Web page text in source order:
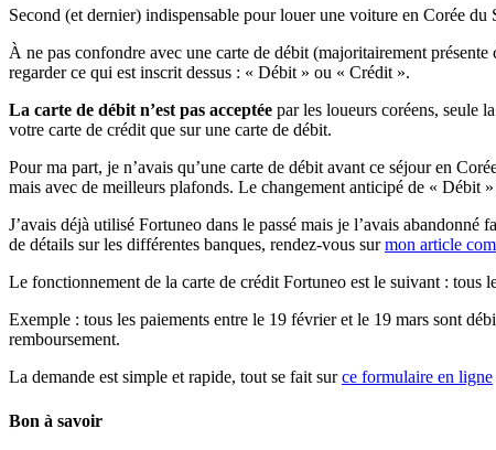
Second (et dernier) indispensable pour louer une voiture en Corée du
À ne pas confondre avec une carte de débit (majoritairement
regarder ce qui est inscrit dessus : « Débit » ou « Crédit ».
La carte de débit n’est pas acceptée par les loueurs coréens, seule
votre carte de crédit que sur une carte de débit.
Pour ma part, je n’avais qu’une carte de débit avant ce séjour en
mais avec de meilleurs plafonds. Le changement anticipé de « Débit
J’avais déjà utilisé Fortuneo dans le passé mais je l’avais
de détails sur les différentes banques, rendez-vous surmon article
Le fonctionnement de la carte de crédit Fortuneo est le suivant : tous
Exemple : tous les paiements entre le 19 février et le 19 mars sont
remboursement.
La demande est simple et rapide, tout se fait surce formulaire en ligne
Bon à savoir